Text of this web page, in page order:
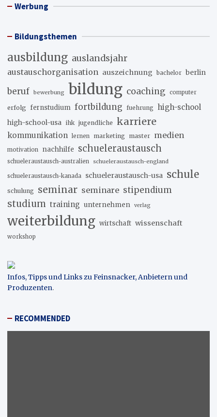
Werbung
Bildungsthemen
ausbildung auslandsjahr
austauschorganisation auszeichnung bachelor berlin
beruf bewerbung bildung coaching computer
erfolg fernstudium fortbildung fuehrung high-school
high-school-usa ihk jugendliche karriere
kommunikation lernen marketing master medien
motivation nachhilfe schueleraustausch
schueleraustausch-australien schueleraustausch-england
schueleraustausch-kanada schueleraustausch-usa schule
schulung seminar seminare stipendium
studium training unternehmen verlag
weiterbildung wirtschaft wissenschaft
workshop
Infos, Tipps und Links zu Feinsnacker, Anbietern und
Produzenten.
RECOMMENDED